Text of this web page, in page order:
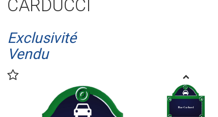
CARDUCCI
Exclusivité
Vendu